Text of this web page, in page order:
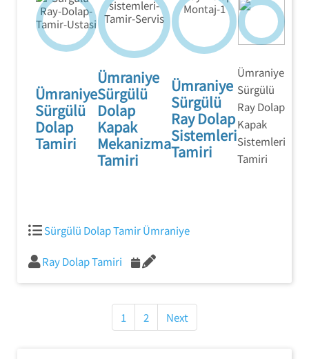
Ümraniye
Sürgülü
Dolap
Tamiri
Ümraniye
Sürgülü
Dolap
Kapak
Mekanizma
Tamiri
Ümraniye
Sürgülü
Ray Dolap
Sistemleri
Tamiri
Ümraniye
Sürgülü
Ray Dolap
Kapak
Sistemleri
Tamiri
Sürgülü Dolap Tamir Ümraniye
Ray Dolap Tamiri
1 2 Next